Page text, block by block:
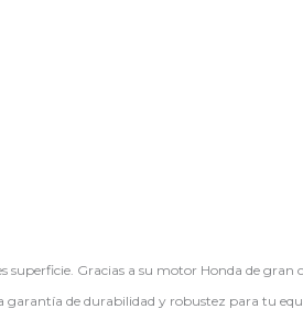
Gracias a su motor Honda de
garantía de durabilidad y robustez para tu